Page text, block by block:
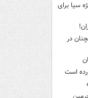
سیا برای
در
است